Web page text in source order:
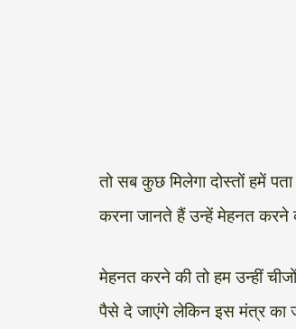
तो सब कुछ मिलेगा दोस्तों हमें
करना जानते हैं उन्हें मेहनत करने
मेहनत करने की तो हम उन्हीं
पैसे दे जाएंगे लेकिन इस मंत्र का